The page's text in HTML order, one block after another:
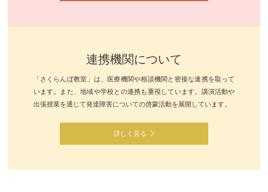
連携機関について
「さくらんぼ教室」は、医療機関や相談機関と密接な連携を取って
います。また、地域や学校との連携も重視しています。講演活動や
出張授業を通じて発達障害についての啓蒙活動を展開しています。
詳しく見る